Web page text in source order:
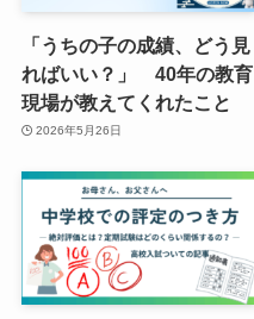
「うちの子の成績、どう見
ればいい？」 40年の教育
現場が教えてくれたこと
2026年5月26日